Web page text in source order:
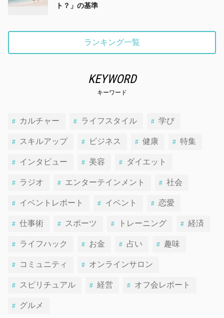
ト？」の基準
ランキング一覧
KEYWORD
キーワード
カルチャー ライフスタイル 学び
スキルアップ ビジネス 健康 特集
インタビュー 美容 ダイエット
ラジオ エンターテインメント 社会
イベントレポート イベント 恋愛
仕事術 スポーツ トレーニング 経済
ライフハック お金 占い 趣味
コミュニティ オンラインサロン
スピリチュアル 経営 オフ会レポート
グルメ